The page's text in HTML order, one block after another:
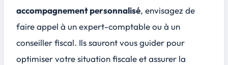
accompagnement personnalisé, envisagez de
faire appel à un expert-comptable ou à un
conseiller fiscal. Ils sauront vous guider pour
optimiser votre situation fiscaleet assurer la